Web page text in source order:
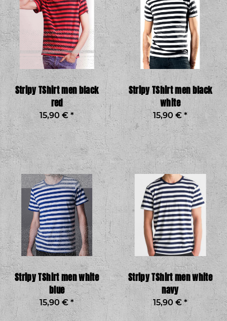
Stripy TShirt men black
red
15,90 €*
Stripy TShirt men black
white
15,90 € *
Stripy TShirt men white
blue
15,90 €*
Stripy TShirt men white
navy
15,90 €*